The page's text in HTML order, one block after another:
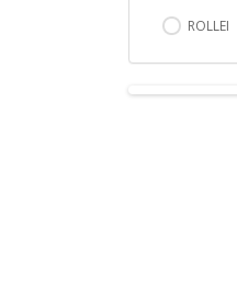
ROLLEI